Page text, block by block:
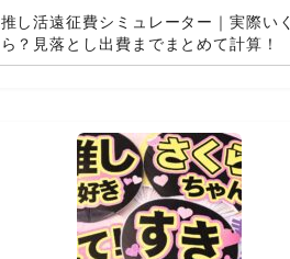
推し活遠征費シミュレーター｜実際いく
ら？見落とし出費までまとめて計算！